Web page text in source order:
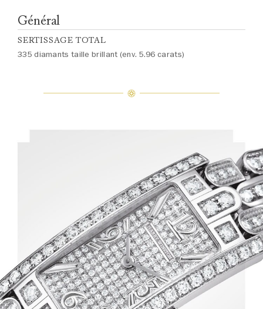
Général
SERTISSAGE TOTAL
335 diamants taille brillant (env. 5.96 carats)